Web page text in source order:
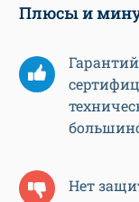
Плюсы и
Нет